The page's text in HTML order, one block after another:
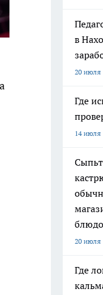
в
20 июля
Где
14 июля
20 июля
Где